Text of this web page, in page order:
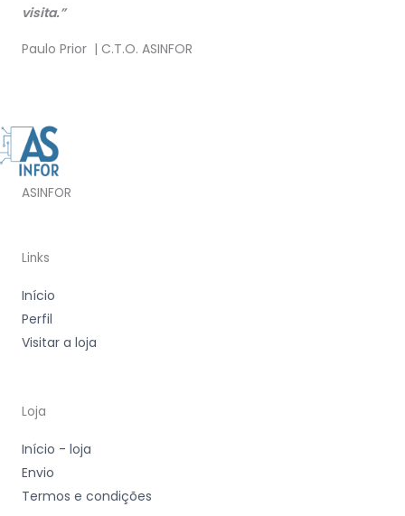
visita.”
Paulo Prior | C.T.O. ASINFOR
ASINFOR
Links
Início
Perfil
Visitar a loja
Loja
Início - loja
Envio
Termos e condições